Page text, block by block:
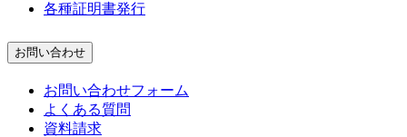
各種証明書発行
お問い合わせ
お問い合わせフォーム
よくある質問
資料請求